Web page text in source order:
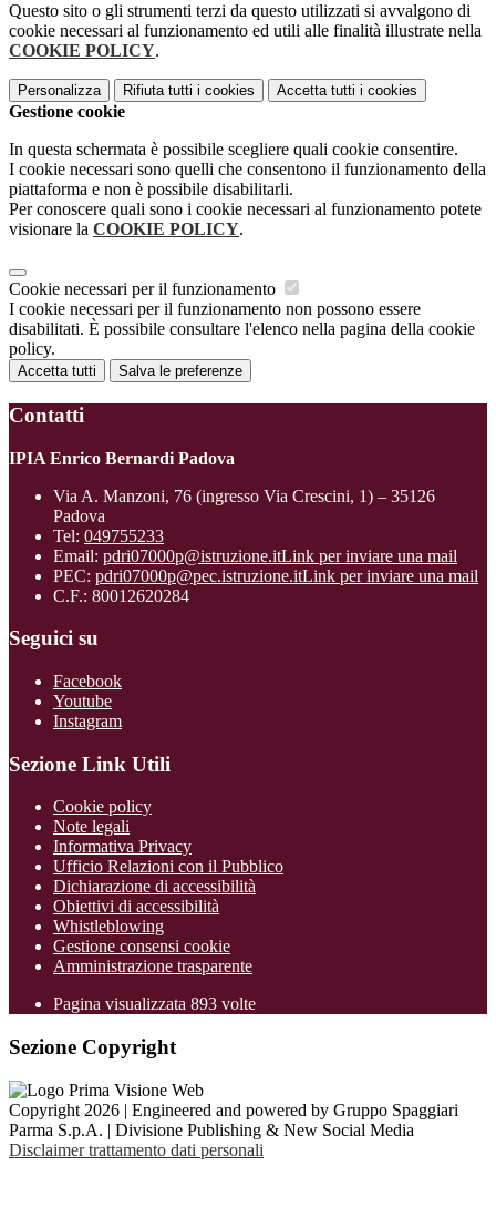
Questo sito o gli strumenti terzi da questo utilizzati si avvalgono di
cookie necessari al funzionamento ed utili alle finalità illustrate nella
COOKIE POLICY.
Personalizza Rifiuta tutti i cookies Accetta tutti i cookies
Gestione cookie
In questa schermata è possibile scegliere quali cookie consentire.
I cookie necessari sono quelli che consentono il funzionamento della
piattaforma e non è possibile disabilitarli.
Per conoscere quali sono i cookie necessari al funzionamento potete
visionare la COOKIE POLICY.
Cookie necessari per il funzionamento
I cookie necessari per il funzionamento non possono essere
disabilitati. È possibile consultare l'elenco nella pagina della cookie
policy.
Accetta tutti Salva le preferenze
Contatti
IPIA Enrico Bernardi Padova
Via A. Manzoni, 76 (ingresso Via Crescini, 1) – 35126
Padova
Tel: 049755233
Email: pdri07000p@istruzione.itLink per inviare una mail
PEC: pdri07000p@pec.istruzione.itLink per inviare una mail
C.F.: 80012620284
Seguici su
Facebook
Youtube
Instagram
Sezione Link Utili
Cookie policy
Note legali
Informativa Privacy
Ufficio Relazioni con il Pubblico
Dichiarazione di accessibilità
Obiettivi di accessibilità
Whistleblowing
Gestione consensi cookie
Amministrazione trasparente
Pagina visualizzata 893 volte
Sezione Copyright
Copyright 2026 | Engineered and powered by Gruppo Spaggiari
Parma S.p.A. | Divisione Publishing & New Social Media
Disclaimer trattamento dati personali